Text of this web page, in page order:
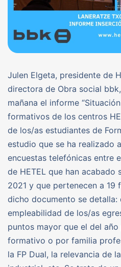
Julen Elgeta, presidente de
directora de Obra social
mañana el informe
formativos de los centros
de los/as estudiantes de
estudio que se ha realizado
encuestas telefónicas entre
de HETEL que han acabado
2021 y que pertenecen a 19
dicho documento se detalla:
empleabilidad de los/as
puntos mayor que el del
formativo o por familia
la FP Dual, la relevancia de